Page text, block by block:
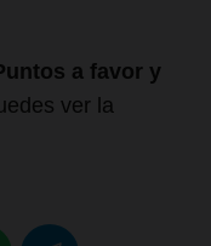
a favor y
ver la